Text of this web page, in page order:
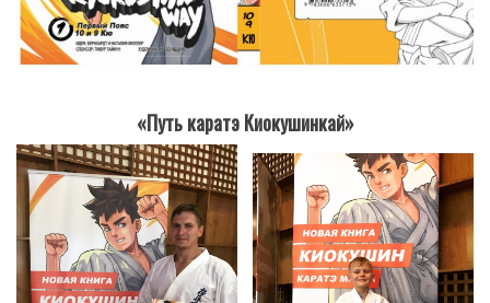
«Путь каратэ Киокушинкай»